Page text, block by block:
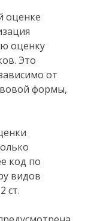
оценке
оценку
Это
от
формы,
код по
видов
ст.